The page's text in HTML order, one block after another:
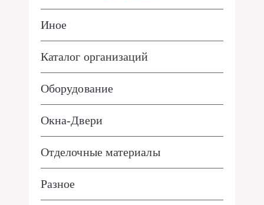
Иное
Каталог организаций
Оборудование
Окна-Двери
Отделочные материалы
Разное